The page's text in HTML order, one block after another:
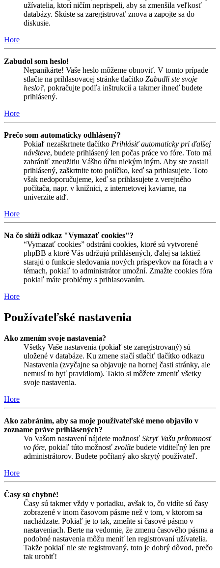
užívatelia, ktorí ničím neprispeli, aby sa zmenšila veľkosť
databázy. Skúste sa zaregistrovať znova a zapojte sa do
diskusie.
Hore
Zabudol som heslo!
Nepanikárte! Vaše heslo môžeme obnoviť. V tomto prípade
stlačte na prihlasovacej stránke tlačítko Zabudli ste svoje
heslo?, pokračujte podľa inštrukcií a takmer ihneď budete
prihlásený.
Hore
Prečo som automaticky odhlásený?
Pokiaľ nezaškrtnete tlačítko Prihlásiť automaticky pri ďalšej
návšteve, budete prihlásený len počas práce vo fóre. Toto má
zabrániť zneužitiu Vášho účtu niekým iným. Aby ste zostali
prihlásený, zaškrtnite toto políčko, keď sa prihlasujete. Toto
však nedoporučujeme, keď sa prihlasujete z verejného
počítača, napr. v knižnici, z internetovej kaviarne, na
univerzite atď.
Hore
Na čo slúži odkaz "Vymazať cookies"?
“Vymazať cookies” odstráni cookies, ktoré sú vytvorené
phpBB a ktoré Vás udržujú prihlásených, ďalej sa taktiež
starajú o funkcie sledovania nových príspevkov na fórach a v
témach, pokiaľ to administrátor umožní. Zmažte cookies fóra
pokiaľ máte problémy s prihlasovaním.
Hore
Používateľské nastavenia
Ako zmením svoje nastavenia?
Všetky Vaše nastavenia (pokiaľ ste zaregistrovaný) sú
uložené v databáze. Ku zmene stačí stlačiť tlačítko odkazu
Nastavenia (zvyčajne sa objavuje na hornej časti stránky, ale
nemusí to byť pravidlom). Takto si môžete zmeniť všetky
svoje nastavenia.
Hore
Ako zabránim, aby sa moje používateľské meno objavilo v
zozname práve prihlásených?
Vo Vašom nastavení nájdete možnosť Skryť Vašu prítomnosť
vo fóre, pokiaľ túto možnosť zvolíte budete viditeľný len pre
administrátorov. Budete počítaný ako skrytý používateľ.
Hore
Časy sú chybné!
Časy sú takmer vždy v poriadku, avšak to, čo vidíte sú časy
zobrazené v inom časovom pásme než v tom, v ktorom sa
nachádzate. Pokiaľ je to tak, zmeňte si časové pásmo v
nastaveniach. Berte na vedomie, že zmenu časového pásma a
podobné nastavenia môžu meniť len registrovaní užívatelia.
Takže pokiaľ nie ste registrovaný, toto je dobrý dôvod, prečo
tak urobiť!